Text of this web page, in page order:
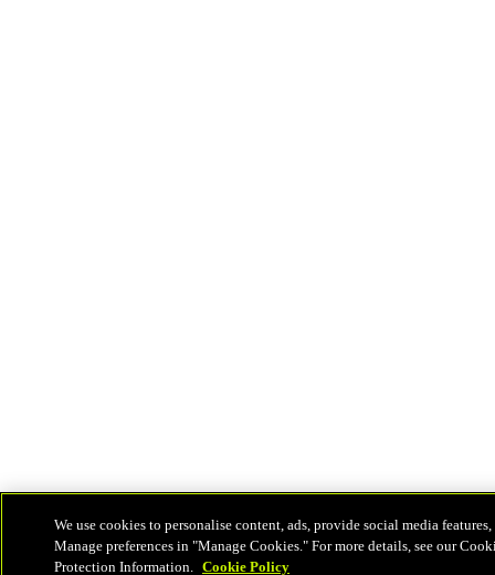
We use cookies to personalise content, ads, provide social media
Manage preferences in "Manage Cookies." For more details, see our
Protection Information. Cookie Policy